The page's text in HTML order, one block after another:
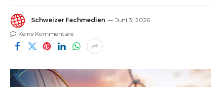
Schweizer Fachmedien
Juni 3, 2026
Keine Kommentare